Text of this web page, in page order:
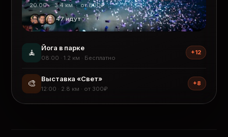
20:00 · 3.4 км · от 800₽
47 идут
🧘 Йога в парке
08:00 · 1.2 км · Бесплатно
+12
🎨 Выставка «Свет»
12:00 · 2.8 км · от 300₽
+8